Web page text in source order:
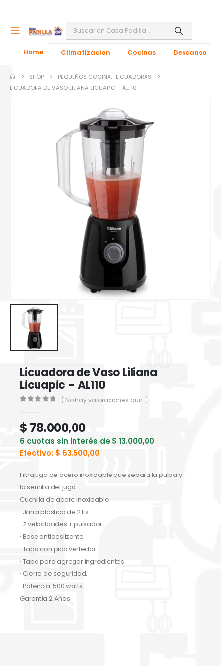
Home Climatizacion Cocinas Descanso
SHOP PEQUEÑOS COCINA, LICUADORAS
LICUADORA DE VASO LILIANA LICUAPIC – AL110
Licuadora de Vaso Liliana
Licuapic – AL110
( No hay valoraciones aún. )
$ 78.000,00
6 cuotas sin interés de $ 13.000,00
Efectivo: $ 63.500,00
Filtrajugo de acero inoxidable que separa la pulpa y
la semilla del jugo.
Cuchilla de acero inoxidable.
· Jarra plástica de 2 lts.
· 2 velocidades + pulsador.
· Base antideslizante.
· Tapa con pico vertedor.
· Tapa para agregar ingredientes.
· Cierre de seguridad.
· Potencia: 500 watts.
Garantía 2 Años.